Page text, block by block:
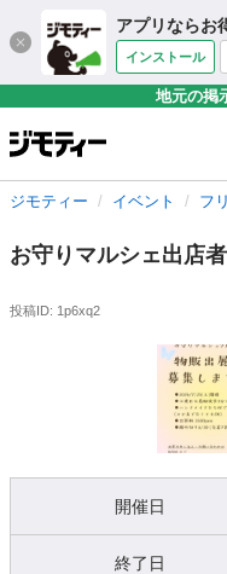
アプリならお
インストール
地元の掲
ジモティー イベント フ
お守りマルシェ出店
投稿ID: 1p6xq2
開催日
終了日